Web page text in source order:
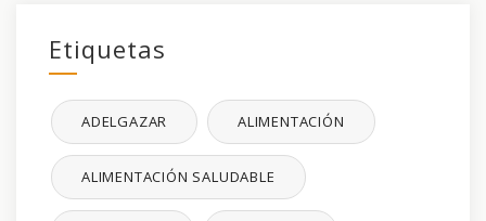
Etiquetas
ADELGAZAR ALIMENTACIÓN
ALIMENTACIÓN SALUDABLE